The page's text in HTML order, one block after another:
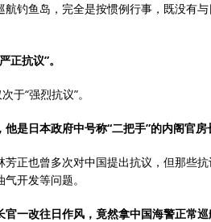
钓鱼岛，完全是按惯例行事，既没有与
正抗议”。
于“强烈抗议”。
是日本政府中号称“二把手”的内阁官房
正也曾多次对中国提出抗议，但那些
开发等问题。
一改往日作风，竟然拿中国海警正常